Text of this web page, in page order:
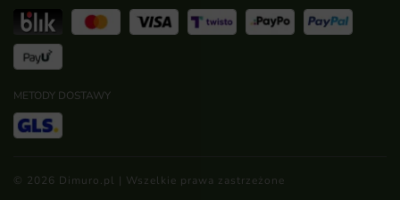
METODY DOSTAWY
© 2026 Dimuro.pl | Wszelkie prawa zastrzeżone